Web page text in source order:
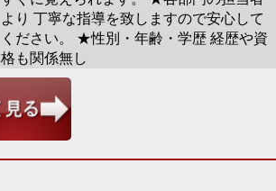
より 丁寧な指導を致しますので安心して
ください。 ★性別・年齢・学歴 経歴や資
格も関係無し